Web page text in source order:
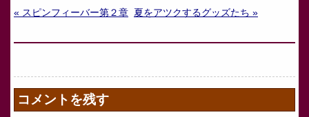
« スピンフィーバー第２章 夏をアツクするグッズたち »
コメントを残す